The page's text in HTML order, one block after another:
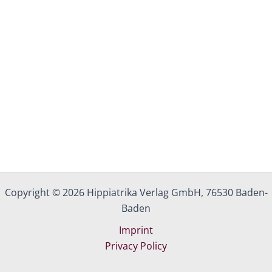
Copyright © 2026 Hippiatrika Verlag GmbH, 76530 Baden-
Baden
Imprint
Privacy Policy